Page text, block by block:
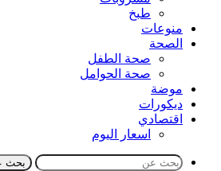
طبخ
منوعات
الصحة
صحة الطفل
صحة الحوامل
موضة
ديكورات
اقتصادي
اسعار اليوم
بحث